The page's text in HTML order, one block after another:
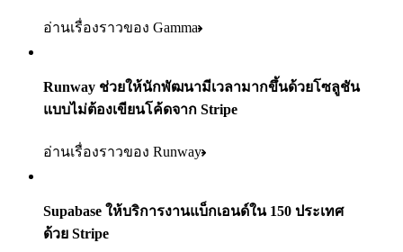
อ่านเรื่องราว
Payments Terminal Connect Stripe Sigma Radar และLink
อ่านเรื่องราว
พาร์ทเนอร์ค้าปลีก
1.8K
รายในร้านค้าเกือบ 100K แห่ง
Payments Connect Data Pipeline และIssuing
อ่านเรื่องราว
ของการชำระเงินสำหรับหนังสือพิมพ์ฉบับดิจิทัลและฉบับตี
พิมพ์ที่ขับเคลื่อนด้วย Stripe
ติดตั้งและเปิดใช้จริงในเวลา
Payments Stripe Sigma และRadar
อ่านเรื่องราวของ Gamma
Runway ช่วยให้นักพัฒนามีเวลามากขึ้นด้วยโซลูชัน
แบบไม่ต้องเขียนโค้ดจาก Stripe
อ่านเรื่องราวของ Runway
Supabase ให้บริการงานแบ็กเอนด์ใน 150 ประเทศ
ด้วย Stripe